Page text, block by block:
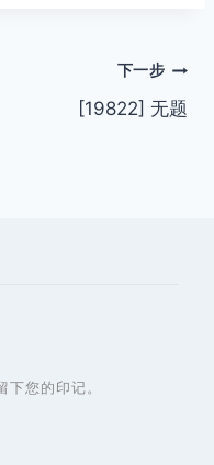
下一步
[19822] 无题
下您的印记。